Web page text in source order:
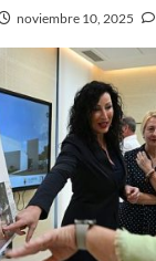
noviembre 10, 2025